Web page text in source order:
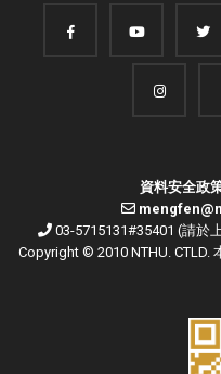
資料安全政
03-5715131#35401 (請於
Copyright © 2010 NTHU. CTLD.